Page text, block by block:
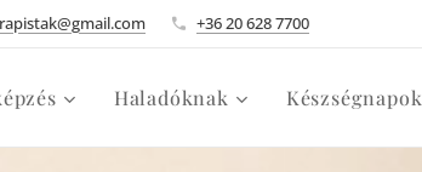
+36 20 628 7700
Haladóknak Készségnapok